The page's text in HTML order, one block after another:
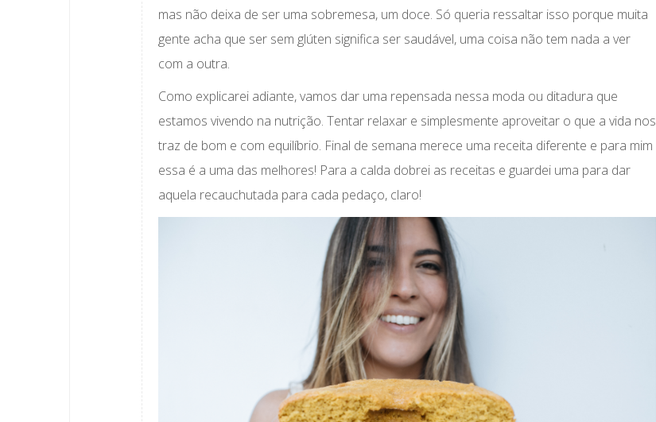
mas não deixa de ser uma sobremesa, um doce. Só queria ressaltar isso porque muita
gente acha que ser sem glúten significa ser saudável, uma coisa não tem nada a ver
com a outra.
Como explicarei adiante, vamos dar uma repensada nessa moda ou ditadura que
estamos vivendo na nutrição. Tentar relaxar e simplesmente aproveitar o que a vida nos
traz de bom e com equilíbrio. Final de semana merece uma receita diferente e para mim
essa é a uma das melhores! Para a calda dobrei as receitas e guardei uma para dar
aquela recauchutada para cada pedaço, claro!